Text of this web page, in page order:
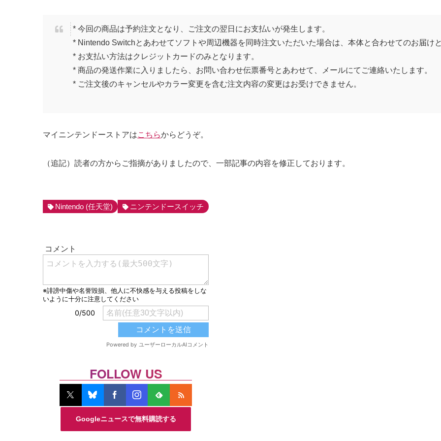
* 今回の商品は予約注文となり、ご注文の翌日にお支払いが発生します。
* Nintendo Switchとあわせてソフトや周辺機器を同時注文いただいた場合は、本体と合わせてのお届けと
* お支払い方法はクレジットカードのみとなります。
* 商品の発送作業に入りましたら、お問い合わせ伝票番号とあわせて、メールにてご連絡いたします。
* ご注文後のキャンセルやカラー変更を含む注文内容の変更はお受けできません。
マイニンテンドーストアはこちらからどうぞ。
（追記）読者の方からご指摘がありましたので、一部記事の内容を修正しております。
Nintendo (任天堂) ニンテンドースイッチ
Googleニュースで無料購読する
FOLLOW US